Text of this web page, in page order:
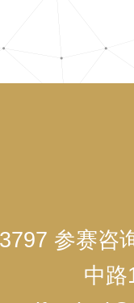
参赛咨
中路